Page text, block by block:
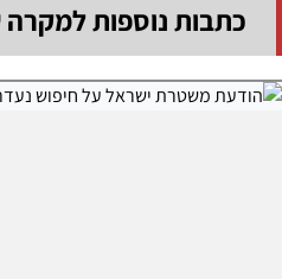
כתבות נוספות